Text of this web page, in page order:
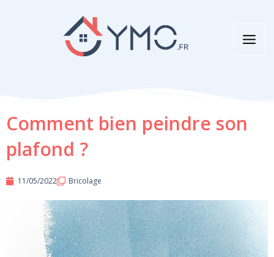
Comment bien peindre son
plafond ?
11/05/2022 Bricolage